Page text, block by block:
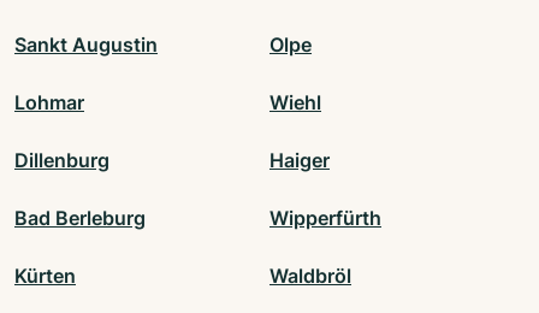
Sankt Augustin Olpe
Lohmar Wiehl
Dillenburg Haiger
Bad Berleburg Wipperfürth
Kürten Waldbröl